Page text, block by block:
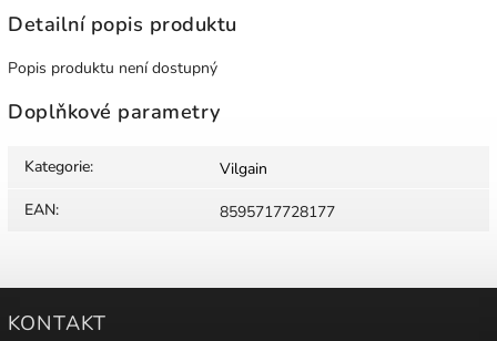
Detailní popis produktu
Popis produktu není dostupný
Doplňkové parametry
Kategorie:
Vilgain
EAN: 8595717728177
KONTAKT